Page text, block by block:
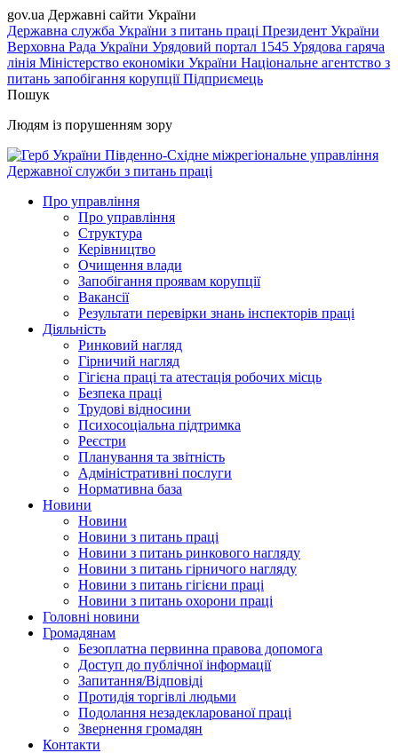
gov.ua Державні сайти України
Державна служба України з питань праці Президент України
Верховна Рада України Урядовий портал 1545 Урядова гаряча
лінія Міністерство економіки України Національне агентство з
питань запобігання корупціїПідприємець
Пошук
Людям із порушенням зору
Південно-Східне міжрегіональне управління
Державної служби з питань праці
Про управління
Про управління
Структура
Керівництво
Очищення влади
Запобігання проявам корупції
Вакансії
Результати перевірки знань інспекторів праці
Діяльність
Ринковий нагляд
Гірничий нагляд
Гігієна праці та атестація робочих місць
Безпека праці
Трудові відносини
Психосоціальна підтримка
Реєстри
Планування та звітність
Адміністративні послуги
Нормативна база
Новини
Новини
Новини з питань праці
Новини з питань ринкового нагляду
Новини з питань гірничого нагляду
Новини з питань гігієни праці
Новини з питань охорони праці
Головні новини
Громадянам
Безоплатна первинна правова допомога
Доступ до публічної інформації
Запитання/Відповіді
Протидія торгівлі людьми
Подолання незадекларованої праці
Звернення громадян
Контакти